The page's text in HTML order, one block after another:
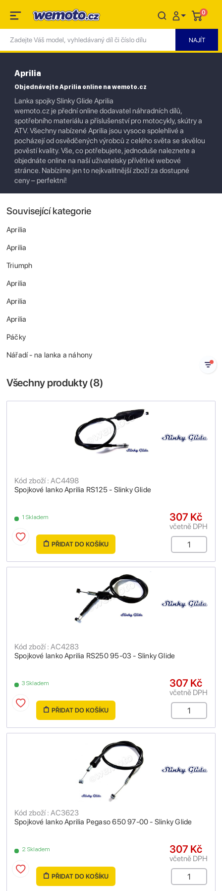
0
Aprilia
Objednávejte Aprilia online na wemoto.cz
Lanka spojky Slinky Glide Aprilia
wemoto.cz je přední online dodavatel náhradních dílů,
spotřebního materiálu a příslušenství pro motocykly, skútry a
ATV. Všechny nabízené Aprilia jsou vysoce spolehlivé a
pocházejí od osvědčených výrobců z celého světa se skvělou
pověstí kvality. Vše, co potřebujete, jednoduše naleznete a
objednáte online na naší uživatelsky přívětivé webové
stránce. Nabízíme jen to nejkvalitnější zboží za dostupné
ceny – perfektní!
Související kategorie
Aprilia
Aprilia
Triumph
Aprilia
Aprilia
Aprilia
Páčky
Nářadí - na lanka a náhony
Všechny produkty (8)
Spojkové lanko Aprilia RS125 - Slinky Glide
Kód zboží : AC4498
1 Skladem 307 Kč
včetně DPH
PŘIDAT DO KOŠÍKU
Spojkové lanko Aprilia RS250 95-03 - Slinky Glide
Kód zboží : AC4283
3 Skladem 307 Kč
včetně DPH
PŘIDAT DO KOŠÍKU
Spojkové lanko Aprilia Pegaso 650 97-00 - Slinky Glide
Kód zboží : AC3623
2 Skladem 307 Kč
včetně DPH
PŘIDAT DO KOŠÍKU